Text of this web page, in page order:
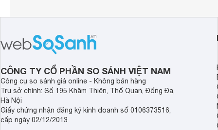
CÔNG TY CỔ PHẦN SO SÁNH VIỆT NAM
Công cụ so sánh giá online - Không bán hàng
Trụ sở chính: Số 195 Khâm Thiên, Thổ Quan, Đống Đa,
Hà Nội
Giấy chứng nhận đăng ký kinh doanh số 0106373516,
cấp ngày 02/12/2013